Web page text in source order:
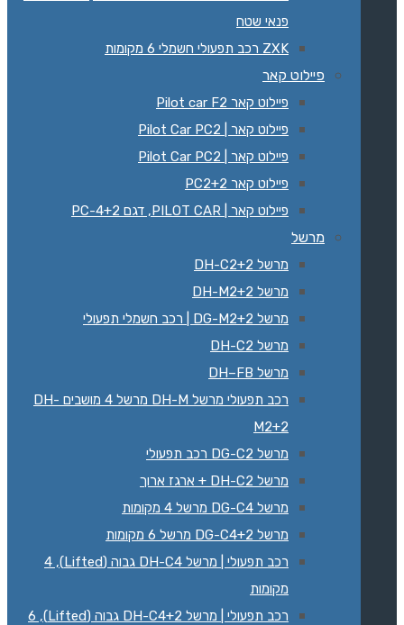
פנאי שטח
ZXK רכב תפעולי חשמלי 6 מקומות
פיילוט קאר
פיילוט קאר Pilot car F2
פיילוט קאר | Pilot Car PC2
פיילוט קאר | Pilot Car PC2
פיילוט קאר PC2+2
פיילוט קאר | PILOT CAR, דגם PC-4+2
מרשל
מרשל DH-C2+2
מרשל DH-M2+2‏
מרשל 2+DG-M2 | רכב חשמלי תפעולי
מרשל DH-C2
מרשל DH–FB
רכב תפעולי מרשל DH-M מרשל 4 מושבים DH-
M2+2
מרשל DG-C2 רכב תפעולי
מרשל DH-C2 + ארגז ארוך
מרשל DG-C4 מרשל 4 מקומות
מרשל DG-C4+2 מרשל 6 מקומות
רכב תפעולי | מרשל DH-C4 גבוה (Lifted), 4
מקומות
רכב תפעולי | מרשל DH-C4+2 גבוה (Lifted), 6